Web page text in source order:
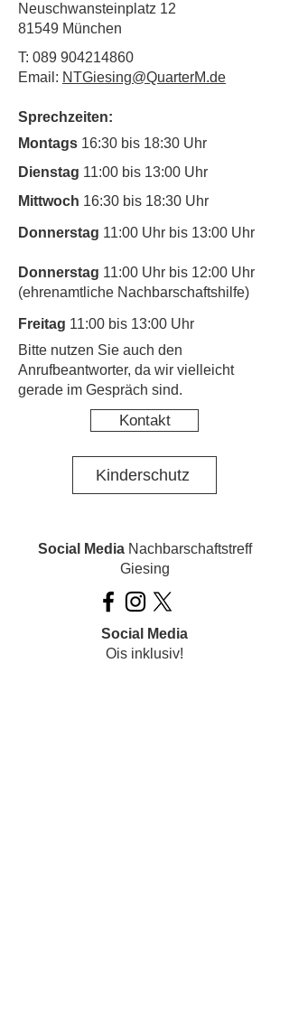
Neuschwansteinplatz 12
81549 München
T: 089 904214860
Email: NTGiesing@QuarterM.de
Sprechzeiten:
Montags 16:30 bis 18:30 Uhr
Dienstag 11:00 bis 13:00 Uhr
Mittwoch 16:30 bis 18:30 Uhr
Donnerstag 11:00 Uhr bis 13:00 Uhr
Donnerstag 11:00 Uhr bis 12:00 Uhr
(ehrenamtliche Nachbarschaftshilfe)
Freitag 11:00 bis 13:00 Uhr
​Bitte nutzen Sie auch den
Anrufbeantworter, da wir vielleicht
gerade im Gespräch sind.
Kontakt
Kinderschutz
Social MediaNachbarschaftstreff
Giesing
Social Media
Ois inklusiv!